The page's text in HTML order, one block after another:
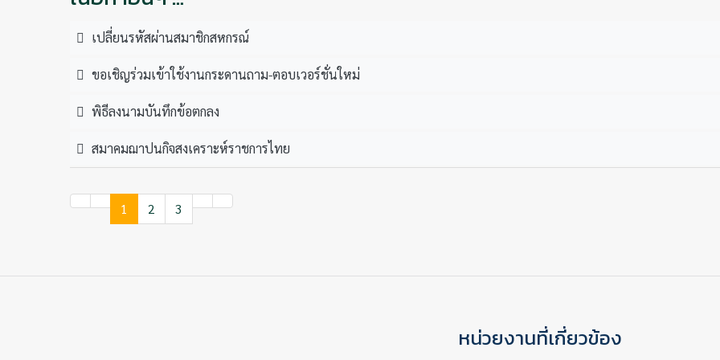
เปลี่ยนรหัสผ่านสมาชิกสหกรณ์
ขอเชิญร่วมเข้าใช้งานกระดานถาม-ตอบเวอร์ชั่นใหม่
พิธีลงนามบันทึกข้อตกลง
สมาคมฌาปนกิจสงเคราะห์ราชการไทย
1 2 3
หน่วยงานที่เกี่ยวข้อง